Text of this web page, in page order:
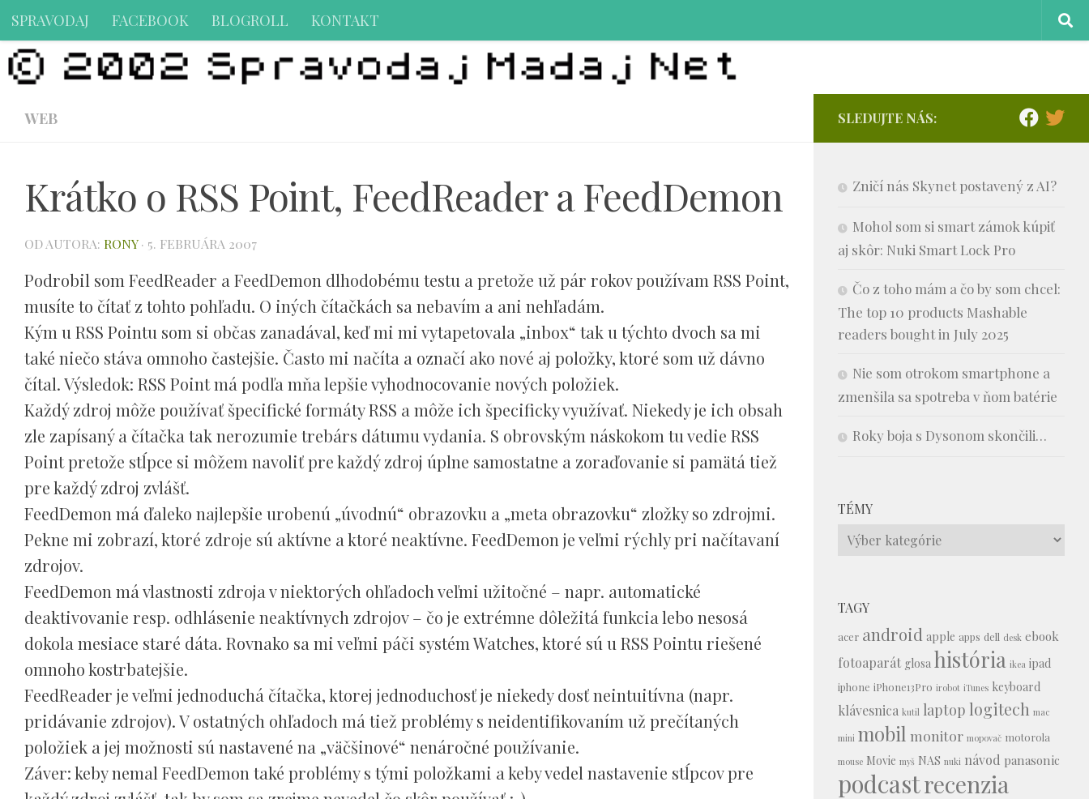
Preskočiť na obsah
SPRAVODAJ FACEBOOK BLOGROLL KONTAKT
WEB
Krátko o RSS Point, FeedReader a FeedDemon
OD AUTORA: RONY · 5. FEBRUÁRA 2007
Podrobil som FeedReader a FeedDemon dlhodobému testu a pretože už pár rokov používam RSS Point,
musíte to čítať z tohto pohľadu. O iných čítačkách sa nebavím a ani nehľadám.
Kým u RSS Pointu som si občas zanadával, keď mi mi vytapetovala „inbox“ tak u týchto dvoch sa mi
také niečo stáva omnoho častejšie. Často mi načíta a označí ako nové aj položky, ktoré som už dávno
čítal. Výsledok: RSS Point má podľa mňa lepšie vyhodnocovanie nových položiek.
Každý zdroj môže používať špecifické formáty RSS a môže ich špecificky využívať. Niekedy je ich obsah
zle zapísaný a čítačka tak nerozumie trebárs dátumu vydania. S obrovským náskokom tu vedie RSS
Point pretože stĺpce si môžem navoliť pre každý zdroj úplne samostatne a zoraďovanie si pamätá tiež
pre každý zdroj zvlášť.
FeedDemon má ďaleko najlepšie urobenú „úvodnú“ obrazovku a „meta obrazovku“ zložky so zdrojmi.
Pekne mi zobrazí, ktoré zdroje sú aktívne a ktoré neaktívne. FeedDemon je veľmi rýchly pri načítavaní
zdrojov.
FeedDemon má vlastnosti zdroja v niektorých ohľadoch veľmi užitočné – napr. automatické
deaktivovanie resp. odhlásenie neaktívnych zdrojov – čo je extrémne dôležitá funkcia lebo nesosá
dokola mesiace staré dáta. Rovnako sa mi veľmi páči systém Watches, ktoré sú u RSS Pointu riešené
omnoho kostrbatejšie.
FeedReader je veľmi jednoduchá čítačka, ktorej jednoduchosť je niekedy dosť neintuitívna (napr.
pridávanie zdrojov). V ostatných ohľadoch má tiež problémy s neidentifikovaním už prečítaných
položiek a jej možnosti sú nastavené na „väčšinové“ nenáročné používanie.
Záver: keby nemal FeedDemon také problémy s tými položkami a keby vedel nastavenie stĺpcov pre
SLEDUJTE NÁS:
Zničí nás Skynet postavený z AI?
Mohol som si smart zámok kúpiť
aj skôr: Nuki Smart Lock Pro
Čo z toho mám a čo by som chcel:
The top 10 products Mashable
readers bought in July 2025
Nie som otrokom smartphone a
zmenšila sa spotreba v ňom batérie
Roky boja s Dysonom skončili…
TÉMY
Témy
TAGY
acer android apple apps dell desk ebook
fotoaparát glosa história ikea ipad
iphone iPhone13Pro irobot iTunes keyboard
klávesnica kutil laptop logitech mac
mini mobil monitor mopovač motorola
mouse Movie myš NAS nuki návod panasonic
podcastrecenzia